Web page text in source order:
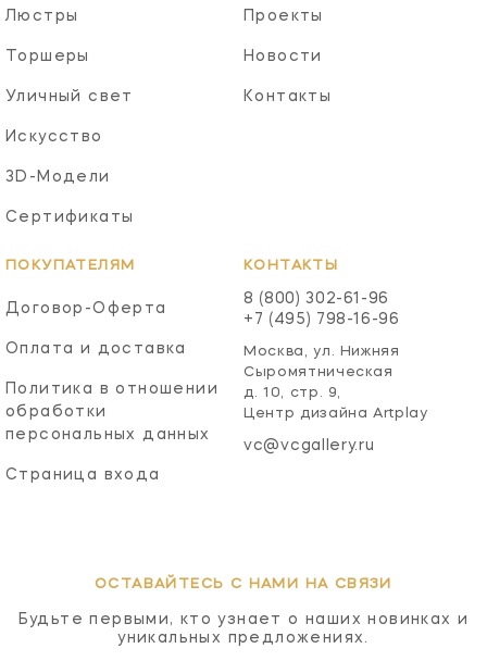
Люстры
Торшеры
Уличный свет
Искусство
3D-Модели
Сертификаты
Проекты
Новости
Контакты
ПОКУПАТЕЛЯМ
Договор-Оферта
Оплата и доставка
Политика в отношении
обработки
персональных данных
Страница входа
КОНТАКТЫ
8 (800) 302-61-96
+7 (495) 798-16-96
Москва, ул. Нижняя
Сыромятническая
д. 10, стр. 9,
Центр дизайна Artplay
vc@vcgallery.ru
ОСТАВАЙТЕСЬ С НАМИ НА СВЯЗИ
Будьте первыми, кто узнает о наших новинках и
уникальных предложениях.